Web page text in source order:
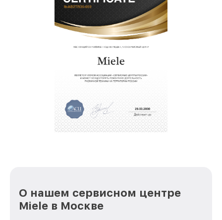
О нашем сервисном центре
Miele в Москве